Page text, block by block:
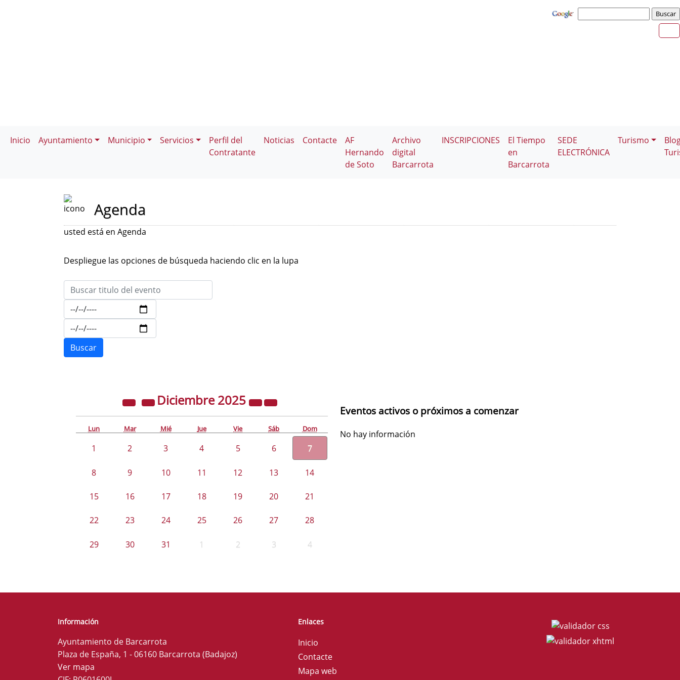
Inicio Ayuntamiento Municipio Servicios
Perfil del
Contratante
Noticias Contacte
AF
Hernando
de Soto
Archivo
digital
Barcarrota
INSCRIPCIONES
El Tiempo
en
Barcarrota
SEDE
ELECTRÓNICA
Turismo
Agenda
usted está en Agenda
Despliegue las opciones de búsqueda haciendo clic en la lupa
Diciembre2025
Lun Mar Mié Jue Vie Sáb Dom
1 2 3 4 5 6 7
8 9 10 11 12 13 14
15 16 17 18 19 20 21
22 23 24 25 26 27 28
29 30 31 1 2 3 4
Eventos activos o próximos a comenzar
No hay información
Información
Ayuntamiento de Barcarrota
Plaza de España, 1 - 06160 Barcarrota (Badajoz)
Ver mapa
Enlaces
Inicio
Contacte
Mapa web